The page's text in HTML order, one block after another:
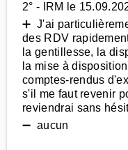
2° - IRM le
➕ J'ai
des RDV
la gentillesse, la
la mise à
comptes-rendus
s'il me faut revenir
reviendrai sans
➖ aucun